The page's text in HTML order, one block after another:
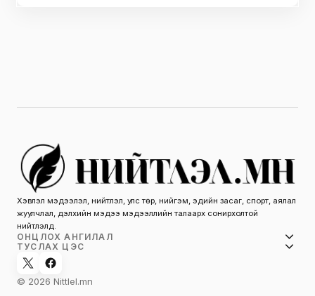
Хэвлэл мэдээлэл, нийтлэл, улс төр, нийгэм, эдийн засаг, спорт, аялал
жуулчлал, дэлхийн мэдээ мэдээллийн талаарх сонирхолтой
нийтлэлүүд.
ОНЦЛОХ АНГИЛАЛ
ТУСЛАХ ЦЭС
© 2026 Nittlel.mn